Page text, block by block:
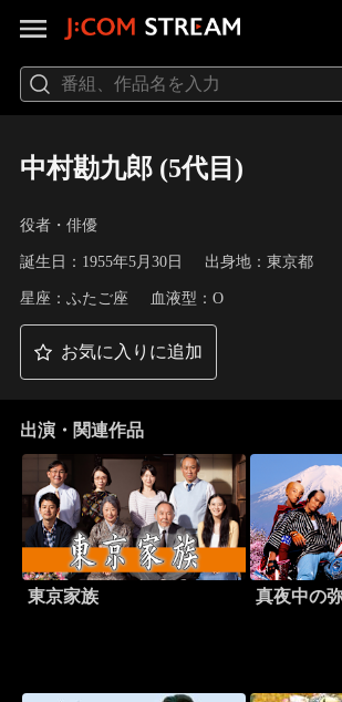
中村勘九郎 (5代目)
役者・俳優
誕生日：1955年5月30日 出身地：東京都
星座：ふたご座 血液型：O
お気に入りに追加
出演・関連作品
東京家族 真夜中の